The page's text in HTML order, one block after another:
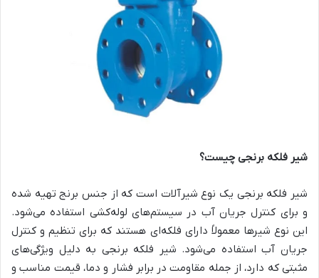
شیر فلکه برنجی چیست؟
شیر فلکه برنجی یک نوع شیرآلات است که از جنس برنج تهیه شده
و برای کنترل جریان آب در سیستم‌های لوله‌کشی استفاده می‌شود.
این نوع شیرها معمولاً دارای فلکه‌ای هستند که برای تنظیم و کنترل
جریان آب استفاده می‌شود. شیر فلکه برنجی به دلیل ویژگی‌های
مثبتی که دارد، از جمله مقاومت در برابر فشار و دما، قیمت مناسب و